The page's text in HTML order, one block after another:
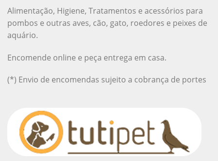
Alimentação, Higiene, Tratamentos e acessórios para
pombos e outras aves, cão, gato, roedores e peixes de
aquário.
Encomende online e peça entrega em casa.
(*) Envio de encomendas sujeito a cobrança de portes